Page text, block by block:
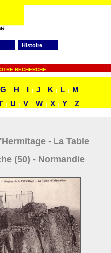
Histoire
RECHERCHE
G | H | I | J | K | L |
M
| U | V | W | X | Y | Z
- La Table
(50) - Normandie